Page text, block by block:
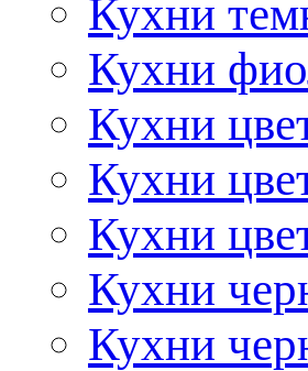
Кухни
Кухни
Кухни
Кухни
Кухни
Кухни
Кухни